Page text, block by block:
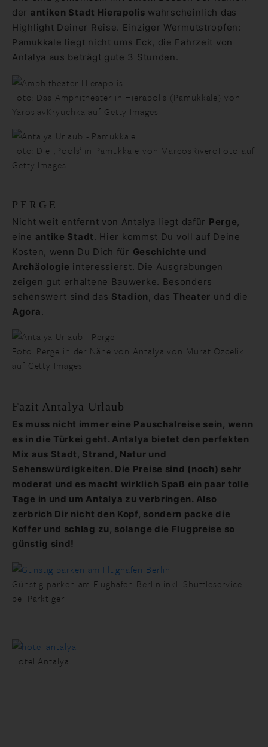
der antiken Stadt Hierapolis wahrscheinlich das
Highlight Deiner Reise. Einziger Wermutstropfen:
Pamukkale liegt nicht ums Eck, die Fahrzeit von
Antalya aus beträgt gute 3 Stunden.
Foto: Das Amphitheater in Hierapolis (Pamukkale) von
YaroslavKryuchka auf Getty Images
Foto: Die ‚Pools‘ in Pamukkale von MarcosRiveroFoto auf
Getty Images
PERGE
Nicht weit entfernt von Antalya liegt dafür Perge,
eine antike Stadt. Hier kommst Du voll auf Deine
Kosten, wenn Du Dich für Geschichte und
Archäologie interessierst. Die Ausgrabungen
zeigen gut erhaltene Bauwerke. Besonders
sehenswert sind das Stadion , das Theater und die
Agora.
Foto: Perge in der Nähe von Antalya von Murat Ozcelik
auf Getty Images
Fazit Antalya Urlaub
Es muss nicht immer eine Pauschalreise sein, wenn
es in die Türkei geht. Antalya bietet den perfekten
Mix aus Stadt, Strand, Natur und
Sehenswürdigkeiten. Die Preise sind (noch) sehr
moderat und es macht wirklich Spaß ein paar tolle
Tage in und um Antalya zu verbringen. Also
zerbrich Dir nicht den Kopf, sondern packe die
Koffer und schlag zu, solange die Flugpreise so
günstig sind!
Günstig parken am Flughafen Berlin inkl. Shuttleservice
bei Parktiger
Hotel Antalya